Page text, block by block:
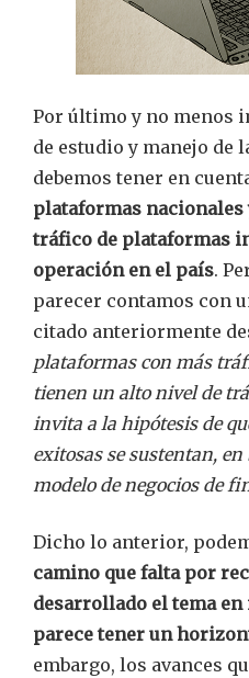
Por último y no menos
de estudio y manejo de
debemos tener en
plataformas
tráfico de plataformas
operación en el país.
parecer contamos con
citado anteriormente
plataformas con más
tienen un alto nivel de
invita a la hipótesis de
exitosas se sustentan,
modelo de negocios de
Dicho lo anterior,
camino que falta por
desarrollado el tema
parece tener un
embargo, los avances